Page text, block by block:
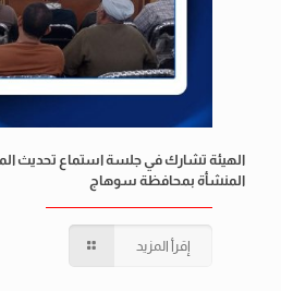
الهيئة تشارك في جلسة استماع تحديث
المنشأة بمحافظة سوهاج
إقرأ المزيد